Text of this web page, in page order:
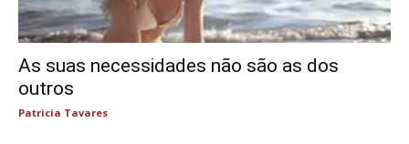
As suas necessidades não são as dos
outros
Patricia Tavares